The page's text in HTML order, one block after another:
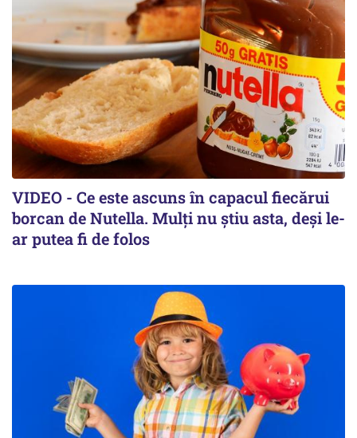
VIDEO - Ce este ascuns în capacul fiecărui
borcan de Nutella. Mulți nu știu asta, deși le-
ar putea fi de folos